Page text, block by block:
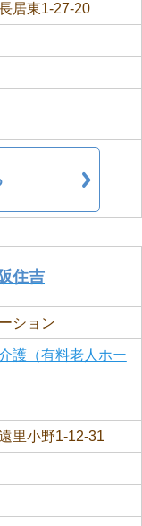
居東1-27-20
住吉
ション
護（有料老人ホー
里小野1-12-31